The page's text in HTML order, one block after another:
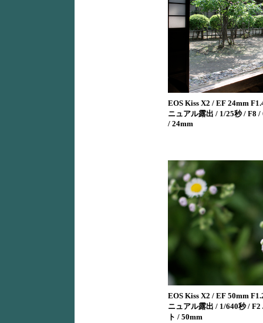
EOS Kiss X2 / EF 24mm
ニュアル露出 / 1/25秒 / F8
/ 24mm
EOS Kiss X2 / EF 50mm
ニュアル露出 / 1/640秒 /
ト / 50mm